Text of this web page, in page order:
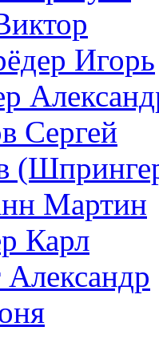
Игорь
Сергей
Мартин
Карл